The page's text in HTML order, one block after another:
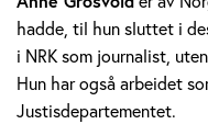
G
r
hadde, til hun sluttet i
i NRK som journalist,
Hun har også arbeidet
Justisdepartementet.